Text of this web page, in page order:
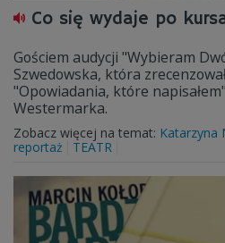
Co się wydaje po
Gościem audycji "Wybieram
Szwedowska, która
"Opowiadania, które
Westermarka.
Zobacz więcej na temat: Katarzyna
reportaż
TEATR